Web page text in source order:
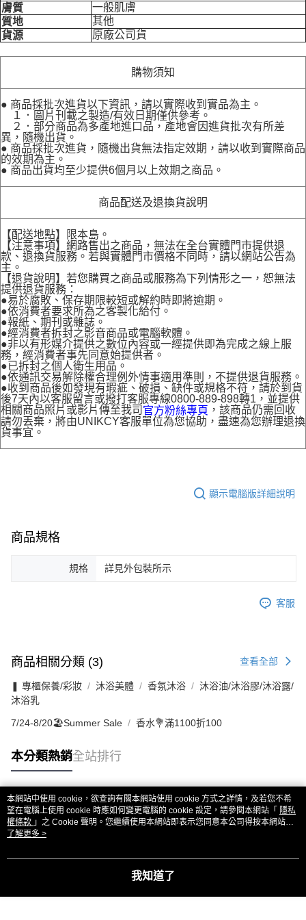
膚質
一般肌膚
質地
其他
貨源
原廠公司貨
購物須知
● 商品採批次進貨以下資訊，請以實際收到實品為主。
１．圖片刊載之製造/有效日期僅供參考。
２．部分商品為多產地進口品，產地會因進貨批次有所差
異，隨機出貨。
● 商品採批次進貨，隨機出貨無法指定效期，請以收到實際商品
的效期為主。
● 商品出貨均至少提供6個月以上效期之商品。
商品配送及退換貨說明
【配送地點】限本島。
【注意事項】網路售出之商品，無法在全台實體門市提供退
款、退換貨服務。若與實體門市價格不同時，請以網站公告為
主。
【退貨說明】若您購買之商品或服務為下列情形之一，恕無法
提供退貨服務：
●易於腐敗、保存期限較短或解約時即將逾期。
●依消費者要求所為之客製化給付。
●報紙、期刊或雜誌。
●經消費者拆封之影音商品或電腦軟體。
●非以有形媒介提供之數位內容或一經提供即為完成之線上服
務，經消費者事先同意始提供者。
●已拆封之個人衛生用品。
●依通訊交易解除權合理例外情事適用準則，不提供退貨服務。
●收到商品後如發現有瑕疵、破損、缺件或規格不符，請於到貨
後7天內以客服留言或撥打客服專線0800-889-898轉1，並提供
相關商品照片或影片傳至我司 官方粉絲專頁 ，該商品仍需回收
請勿丟棄，將由UNIKCY客服單位為您協助，盡速為您辦理退換
貨事宜。
顯示電腦版詳細說明
商品規格
規格 詳見外包裝所示
客服
商品相關分類 (3) 查看全部
❚ 專櫃保養/彩妝 沐浴美體 香氛沐浴
沐浴油/沐浴膠/沐浴露/
沐浴乳
7/24-8/20🏖️Summer Sale 香水💐滿1100折100
本分類熱銷全站排行
熱門標籤
本網站中使用 cookie，欲查詢有關本網站使用 cookie 方式之詳情，及若您不希
望在電腦上使用 cookie 時應如何變更電腦的 cookie 設定，請參閱本網站「 隱私
權條款 」之 Cookie 聲明。您繼續使用本網站即表示您同意本公司得按本網站使
用條款之 Cookie 聲明使用 cookie。
了解更多 >
我知道了